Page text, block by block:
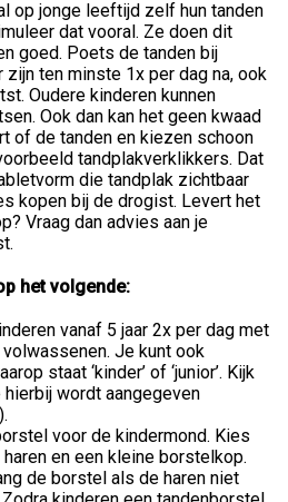
op jonge leeftijd zelf hun tanden
dat vooral. Ze doen dit
goed. Poets de tanden bij
ten minste 1x per dag na, ook
Oudere kinderen kunnen
Ook dan kan het geen kwaad
of de tanden en kiezen schoon
tandplakverklikkers. Dat
die tandplak zichtbaar
kopen bij de drogist. Levert het
Vraag dan advies aan je
het volgende:
vanaf 5 jaar 2x per dag met
Je kunt ook
staat ‘kinder’ of ‘junior’. Kijk
wordt aangegeven
voor de kindermond. Kies
en een kleine borstelkop.
de borstel als de haren niet